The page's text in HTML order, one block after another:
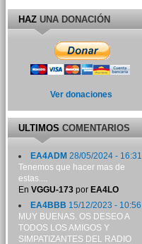
HAZUNA DONACIÓN
Ver donaciones
ULTIMOSCOMENTARIOS
EA4ADM 28/05/2024 - 16:31
Tenemos que hacer mas de
estas....
En VGGU-173por EA4LO
EA4BBB 15/12/2023 - 10:56
MUY BUENAS. OS DESEO A
TODOS LOS AMIGOS Y
SIMPATIZANTES DEL RADIO